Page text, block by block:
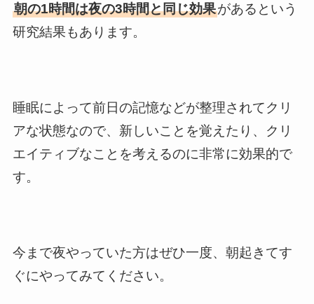
朝の1時間は夜の3時間と同じ効果があるという
研究結果もあります。
睡眠によって前日の記憶などが整理されてクリ
アな状態なので、新しいことを覚えたり、クリ
エイティブなことを考えるのに非常に効果的で
す。
今まで夜やっていた方はぜひ一度、朝起きてす
ぐにやってみてください。